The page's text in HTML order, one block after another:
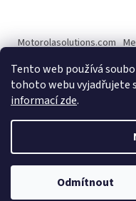
Tento web používá
tohoto webu vyjadřujete
informací zde.
Odmítnout
Motorolasolutions.com
Copyright 2026